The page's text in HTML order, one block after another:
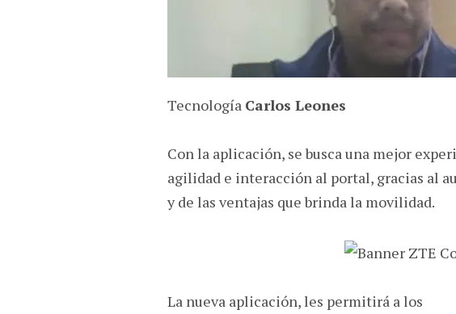
Tecnología Carlos Leones
Con la aplicación, se busca una mejor
agilidad e interacción al portal, gracias al
y de las ventajas que brinda la movilidad.
La nueva aplicación, les permitirá a los